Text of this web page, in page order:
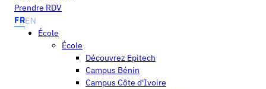
Prendre RDV
FREN
École
École
Découvrez Epitech
Campus Bénin
Campus Côte d'Ivoire